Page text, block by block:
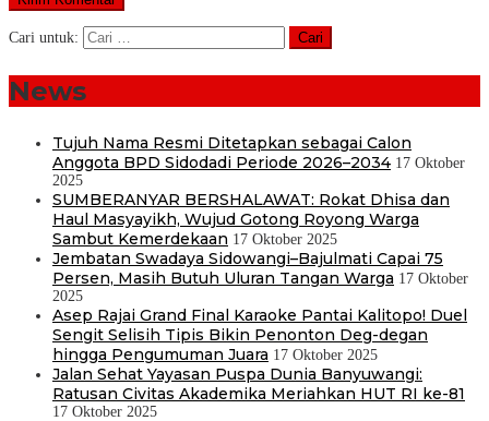
Cari untuk:
News
Tujuh Nama Resmi Ditetapkan sebagai Calon
Anggota BPD Sidodadi Periode 2026–2034 17 Oktober
2025
SUMBERANYAR BERSHALAWAT: Rokat Dhisa dan
Haul Masyayikh, Wujud Gotong Royong Warga
Sambut Kemerdekaan 17 Oktober 2025
Jembatan Swadaya Sidowangi–Bajulmati Capai 75
Persen, Masih Butuh Uluran Tangan Warga 17 Oktober
2025
Asep Rajai Grand Final Karaoke Pantai Kalitopo! Duel
Sengit Selisih Tipis Bikin Penonton Deg-degan
hingga Pengumuman Juara 17 Oktober 2025
Jalan Sehat Yayasan Puspa Dunia Banyuwangi:
Ratusan Civitas Akademika Meriahkan HUT RI ke-81
17 Oktober 2025